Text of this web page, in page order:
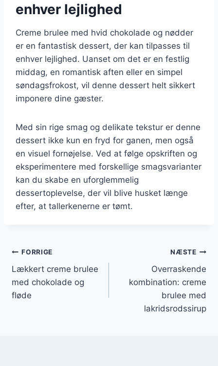
enhver lejlighed
Creme brulee med hvid chokolade og nødder
er en fantastisk dessert, der kan tilpasses til
enhver lejlighed. Uanset om det er en festlig
middag, en romantisk aften eller en simpel
søndagsfrokost, vil denne dessert helt sikkert
imponere dine gæster.
Med sin rige smag og delikate tekstur er denne
dessert ikke kun en fryd for ganen, men også
en visuel fornøjelse. Ved at følge opskriften og
eksperimentere med forskellige smagsvarianter
kan du skabe en uforglemmelig
dessertoplevelse, der vil blive husket længe
efter, at tallerkenerne er tømt.
Indlægsnavigation
FORRIGE
Lækkert creme brulee
med chokolade og
fløde
NÆSTE
Overraskende
kombination: creme
brulee med
lakridsrodssirup